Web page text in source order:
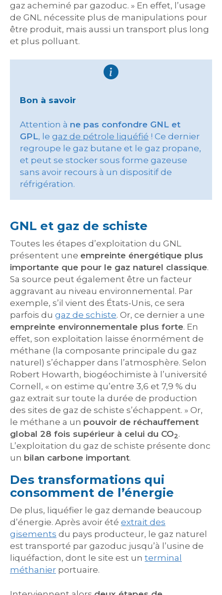
gaz acheminé par gazoduc. » En effet, l’usage
de GNL nécessite plus de manipulations pour
être produit, mais aussi un transport plus long
et plus polluant.
Bon à savoir
Attention à ne pas confondre GNL et
GPL, le gaz de pétrole liquéfié ! Ce dernier
regroupe le gaz butane et le gaz propane,
et peut se stocker sous forme gazeuse
sans avoir recours à un dispositif de
réfrigération.
GNL et gaz de schiste
Toutes les étapes d’exploitation du GNL
présentent une empreinte énergétique plus
importante que pour le gaz naturel classique.
Sa source peut également être un facteur
aggravant au niveau environnemental. Par
exemple, s’il vient des États-Unis, ce sera
parfois du gaz de schiste. Or, ce dernier a une
empreinte environnementale plus forte. En
effet, son exploitation laisse énormément de
méthane (la composante principale du gaz
naturel) s’échapper dans l’atmosphère. Selon
Robert Howarth, biogéochimiste à l’université
Cornell, « on estime qu’entre 3,6 et 7,9 % du
gaz extrait sur toute la durée de production
des sites de gaz de schiste s’échappent. » Or,
le méthane a un pouvoir de réchauffement
global 28 fois supérieur à celui du CO2.
L’exploitation du gaz de schiste présente donc
un bilan carbone important.
Des transformations qui
consomment de l’énergie
De plus, liquéfier le gaz demande beaucoup
d’énergie. Après avoir été extrait des
gisements du pays producteur, le gaz naturel
est transporté par gazoduc jusqu’à l’usine de
liquéfaction, dont le site est un terminal
méthanier portuaire.